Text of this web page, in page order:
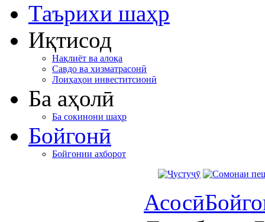
Таърихи шаҳр
Иқтисод
Нақлиёт ва алоқа
Савдо ва хизматрасонӣ
Лоиҳаҳои инвеститсионӣ
Ба аҳолӣ
Ба сокинони шаҳр
Бойгонӣ
Бойгонии ахборот
Асосӣ